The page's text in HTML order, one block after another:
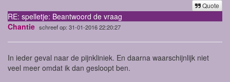
Quote
RE: spelletje: Beantwoord de vraag
Chantie schreef op: 31-01-2016 22:20:27
In ieder geval naar de pijnkliniek. En daarna waarschijnlijk niet
veel meer omdat ik dan gesloopt ben.